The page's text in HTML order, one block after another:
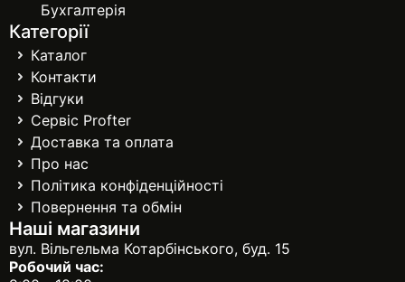
Бухгалтерія
Категорії
Каталог
Контакти
Відгуки
Сервіс Profter
Доставка та оплата
Про нас
Політика конфіденційності
Повернення та обмін
Наші магазини
вул. Вільгельма Котарбінського, буд. 15
Робочий час: